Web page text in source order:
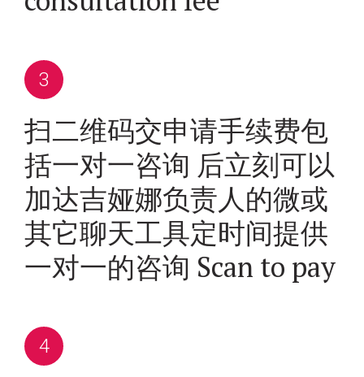
扫二维码交申请手续费包
括一对一咨询 后立刻可以
加达吉娅娜负责人的微或
其它聊天工具定时间提供
一对一的咨询 Scan to pay